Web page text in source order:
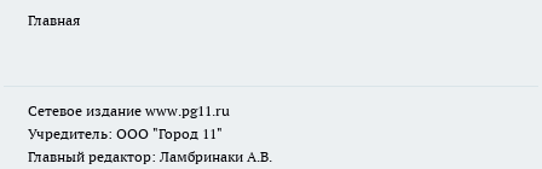
Главная
Сетевое издание www.pg11.ru
Учредитель: ООО "Город 11"
Главный редактор: Ламбринаки А.В.